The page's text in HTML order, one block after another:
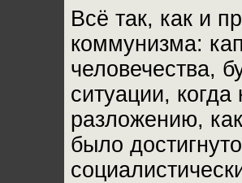
Всё так, как и
коммунизма:
человечества,
ситуации,
разложению,
было